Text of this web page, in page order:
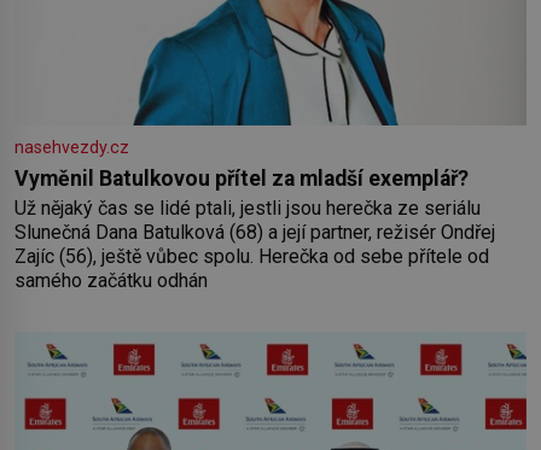
nasehvezdy.cz
Vyměnil Batulkovou přítel za mladší exemplář?
Už nějaký čas se lidé ptali, jestli jsou herečka ze seriálu
Slunečná Dana Batulková (68) a její partner, režisér Ondřej
Zajíc (56), ještě vůbec spolu. Herečka od sebe přítele od
samého začátku odhán